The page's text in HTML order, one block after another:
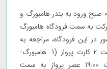
صرف صبحانه در کشتی، ساعت 06:00 صبح ورود به بندر هامبورگ و
به سمت فرودگاه هامبورگ
حضور در این فرودگاه، مراجعه به
کانتر هواپیمایی، تحویل بار و دریافت 2 کارت پرواز (1. هامبورگ-
استانبول 2. استانبول-تهران)، ساعت 19:00 عصر پرواز به سمت